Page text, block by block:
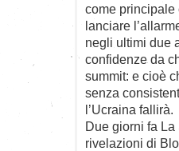
come principale
lanciare
negli ultimi due
confidenze da
summit: e cioè
senza
l’Ucraina fallirà.
Due giorni fa
rivelazioni di